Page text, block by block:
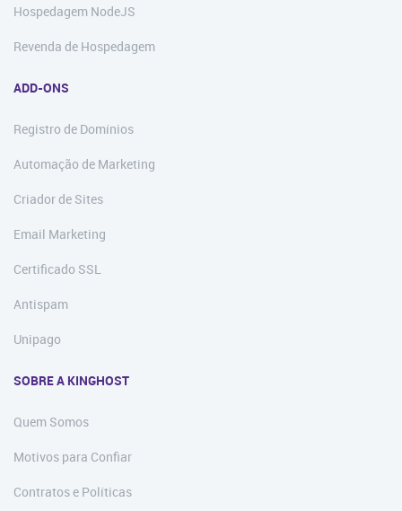
Hospedagem NodeJS
Revenda de Hospedagem
ADD-ONS
Registro de Domínios
Automação de Marketing
Criador de Sites
Email Marketing
Certificado SSL
Antispam
Unipago
SOBRE A KINGHOST
Quem Somos
Motivos para Confiar
Contratos e Políticas